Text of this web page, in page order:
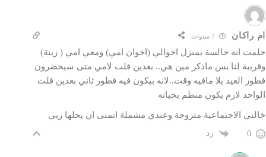
ام راكان
حلمت انه جالسة بمنزل اخوالي (اخوان امي) ومعي امي ( زينة)
وقريبة لنا بس ماذكر مين هي.. بعدين قلت لامي متى سيحضرون
فطور العيد يلا مافيه وقت..لانه بيكون فيه فطور ثاني بعدين قلت
الواحد لازم يكون منظم بحياته
خالتي الاجتماعية متزوجة وعندي مشملة اتمنى ان يحلها ربي
0 رد